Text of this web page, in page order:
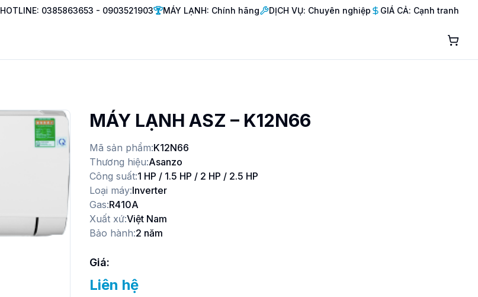
HOTLINE: 0385863653 - 0903521903 MÁY LẠNH: Chính hãng DỊCH VỤ: Chuyên nghiệp GIÁ CẢ: Cạnh tranh
MÁY LẠNH ASZ – K12N66
Mã sản phẩm:K12N66
Thương hiệu:Asanzo
Công suất:1 HP / 1.5 HP / 2 HP / 2.5 HP
Loại máy:Inverter
Gas:R410A
Xuất xứ:Việt Nam
Bảo hành:2 năm
Giá:
Liên hệ